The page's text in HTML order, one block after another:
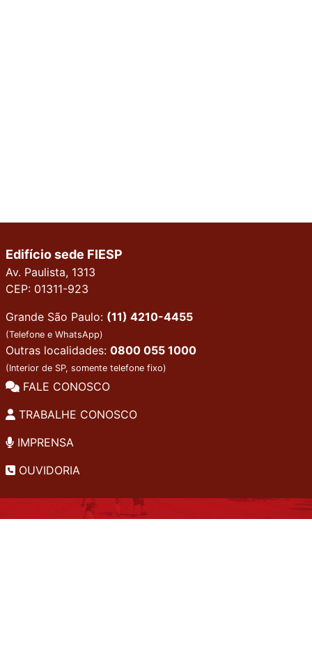
Edifício sede FIESP
Av. Paulista, 1313
CEP: 01311-923
Grande São Paulo: (11) 4210-4455
(Telefone e WhatsApp)
Outras localidades: 0800 055 1000
(Interior de SP, somente telefone fixo)
FALE CONOSCO
TRABALHE CONOSCO
IMPRENSA
OUVIDORIA